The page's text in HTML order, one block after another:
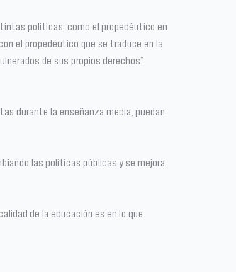
políticas, como el propedéutico en
el propedéutico que se traduce en la
de sus propios derechos”,
durante la enseñanza media, puedan
las políticas públicas y se mejora
de la educación es en lo que